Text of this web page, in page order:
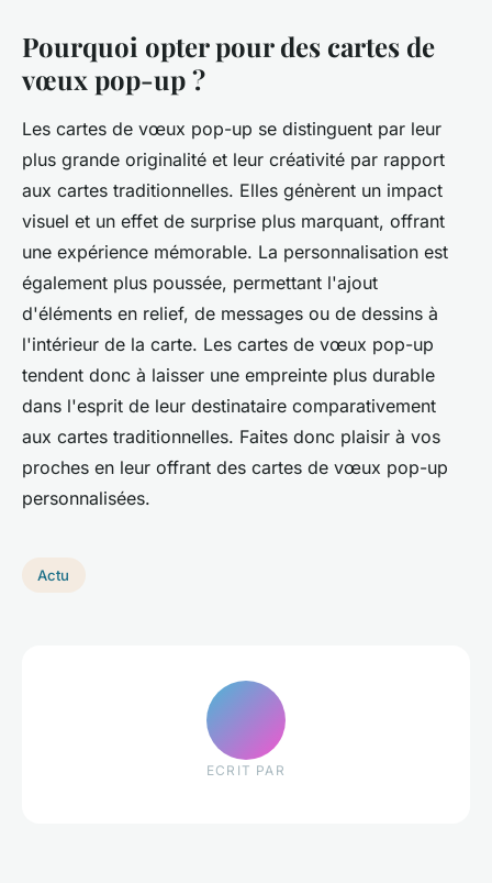
Pourquoi opter pour des cartes de
vœux pop-up ?
Les cartes de vœux pop-up se distinguent par leur
plus grande originalité et leur créativité par rapport
aux cartes traditionnelles. Elles génèrent un impact
visuel et un effet de surprise plus marquant, offrant
une expérience mémorable. La personnalisation est
également plus poussée, permettant l'ajout
d'éléments en relief, de messages ou de dessins à
l'intérieur de la carte. Les cartes de vœux pop-up
tendent donc à laisser une empreinte plus durable
dans l'esprit de leur destinataire comparativement
aux cartes traditionnelles. Faites donc plaisir à vos
proches en leur offrant des cartes de vœux pop-up
personnalisées.
Actu
ECRIT PAR